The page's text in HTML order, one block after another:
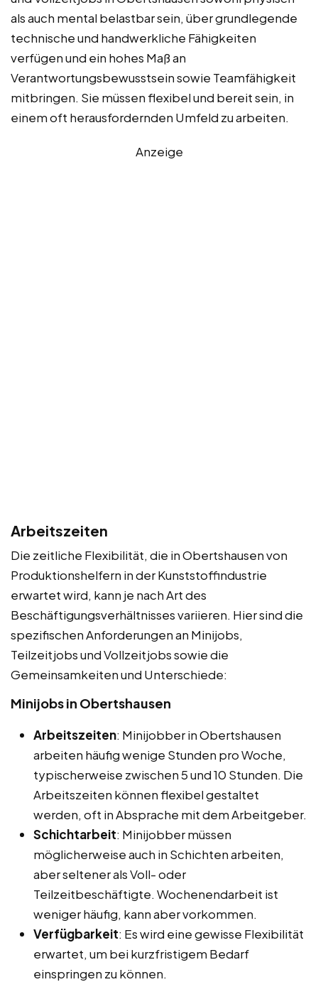
als auch mental belastbar sein, über grundlegende
technische und handwerkliche Fähigkeiten
verfügen und ein hohes Maß an
Verantwortungsbewusstsein sowie Teamfähigkeit
mitbringen. Sie müssen flexibel und bereit sein, in
einem oft herausfordernden Umfeld zu arbeiten.
Anzeige
Arbeitszeiten
Die zeitliche Flexibilität, die in Obertshausen von
Produktionshelfern in der Kunststoffindustrie
erwartet wird, kann je nach Art des
Beschäftigungsverhältnisses variieren. Hier sind die
spezifischen Anforderungen an Minijobs,
Teilzeitjobs und Vollzeitjobs sowie die
Gemeinsamkeiten und Unterschiede:
Minijobs in Obertshausen
Arbeitszeiten: Minijobber in Obertshausen
arbeiten häufig wenige Stunden pro Woche,
typischerweise zwischen 5 und 10 Stunden. Die
Arbeitszeiten können flexibel gestaltet
werden, oft in Absprache mit dem Arbeitgeber.
Schichtarbeit: Minijobber müssen
möglicherweise auch in Schichten arbeiten,
aber seltener als Voll- oder
Teilzeitbeschäftigte. Wochenendarbeit ist
weniger häufig, kann aber vorkommen.
Verfügbarkeit: Es wird eine gewisse Flexibilität
erwartet, um bei kurzfristigem Bedarf
einspringen zu können.